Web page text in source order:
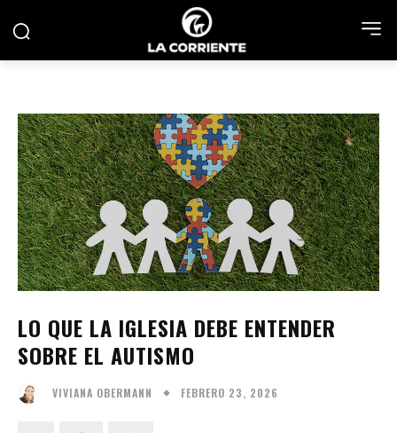
LO QUE LA IGLESIA DEBE ENTENDER
SOBRE EL AUTISMO
VIVIANA OBERMANN FEBRERO 23, 2026